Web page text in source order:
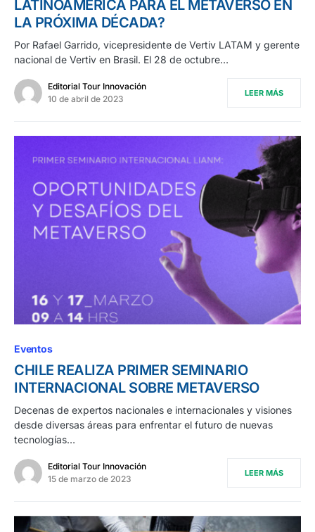
LATINOAMÉRICA PARA EL METAVERSO EN
LA PRÓXIMA DÉCADA?
Por Rafael Garrido, vicepresidente de Vertiv LATAM y gerente
nacional de Vertiv en Brasil. El 28 de octubre…
Editorial Tour Innovación
10 de abril de 2023
LEER MÁS
Eventos
CHILE REALIZA PRIMER SEMINARIO
INTERNACIONAL SOBRE METAVERSO
Decenas de expertos nacionales e internacionales y visiones
desde diversas áreas para enfrentar el futuro de nuevas
tecnologías…
Editorial Tour Innovación
15 de marzo de 2023
LEER MÁS